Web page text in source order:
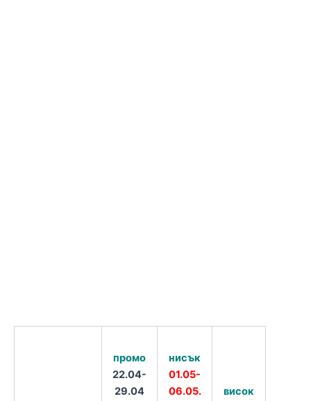
промо
22.04-
29.04
нисък
01.05-
06.05.
висок